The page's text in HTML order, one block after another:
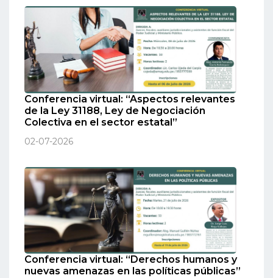
Conferencia virtual: “Aspectos relevantes
de la Ley 31188, Ley de Negociación
Colectiva en el sector estatal”
02-07-2026
Conferencia virtual: “Derechos humanos y
nuevas amenazas en las políticas públicas”